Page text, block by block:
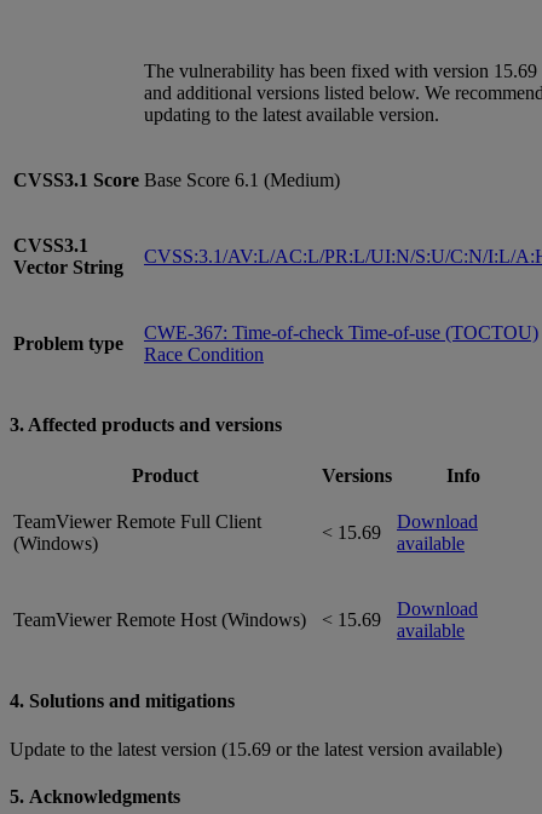
The vulnerability has been fixed with version 15.69
and additional versions listed below. We
updating to the latest available version.
CVSS3.1 Score Base Score 6.1 (Medium)
CVSS3.1
Vector String
CVSS:3.1/AV:L/AC:L/PR:L/UI:N/S:U/C:N/I:L/
Problem type
CWE-367: Time-of-check Time-of-use (TOCTOU)
Race Condition
3. Affected products and versions
Product Versions Info
TeamViewer Remote Full Client
(Windows)
< 15.69
Download
available
TeamViewer Remote Host (Windows) < 15.69
Download
available
4. Solutions and mitigations
Update to the latest version (15.69 or the latest version available)
5. Acknowledgments